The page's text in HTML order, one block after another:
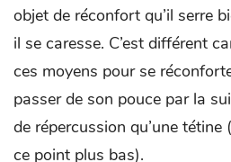
objet de réconfort qu’il serre
il se caresse. C’est différent
ces moyens pour se
passer de son pouce par la
de répercussion qu’une
ce point plus bas).